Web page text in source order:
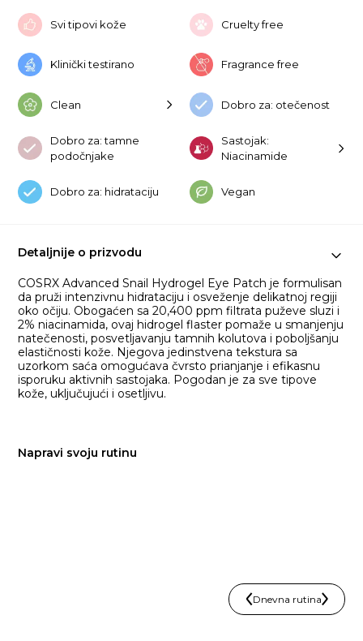
Svi tipovi kože Cruelty free
Klinički testirano Fragrance free
Clean Dobro za: otečenost
Dobro za: tamne
podočnjake
Sastojak:
Niacinamide
Dobro za: hidrataciju Vegan
Detaljnije o prizvodu
COSRX Advanced Snail Hydrogel Eye Patch je formulisan
da pruži intenzivnu hidrataciju i osveženje delikatnoj regiji
oko očiju. Obogaćen sa 20,400 ppm filtrata puževe sluzi i
2% niacinamida, ovaj hidrogel flaster pomaže u smanjenju
natečenosti, posvetljavanju tamnih kolutova i poboljšanju
elastičnosti kože. Njegova jedinstvena tekstura sa
uzorkom saća omogućava čvrsto prianjanje i efikasnu
isporuku aktivnih sastojaka. Pogodan je za sve tipove
kože, uključujući i osetljivu.
Napravi svoju rutinu
Dnevna rutina